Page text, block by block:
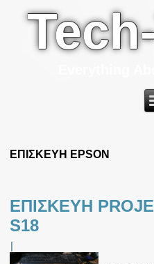
ΕΠΙΣΚΕΥΗ EPSON
ΕΠΙΣΚΕΥΗ
S18
|